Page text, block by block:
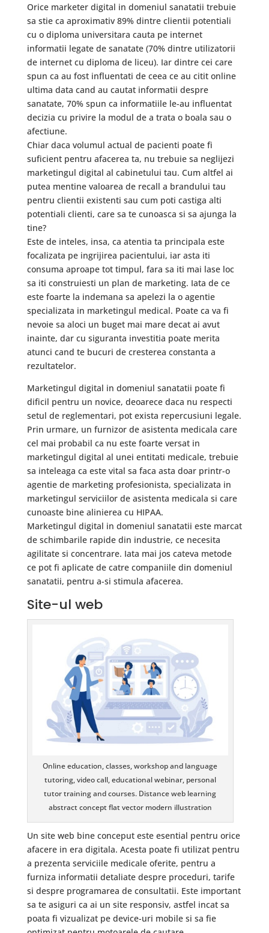
Orice marketer digital in domeniul sanatatii trebuie
sa stie ca aproximativ 89% dintre clientii potentiali
cu o diploma universitara cauta pe internet
informatii legate de sanatate (70% dintre utilizatorii
de internet cu diploma de liceu). Iar dintre cei care
spun ca au fost influentati de ceea ce au citit online
ultima data cand au cautat informatii despre
sanatate, 70% spun ca informatiile le-au influentat
decizia cu privire la modul de a trata o boala sau o
afectiune.
Chiar daca volumul actual de pacienti poate fi
suficient pentru afacerea ta, nu trebuie sa neglijezi
marketingul digital al cabinetului tau. Cum altfel ai
putea mentine valoarea de recall a brandului tau
pentru clientii existenti sau cum poti castiga alti
potentiali clienti, care sa te cunoasca si sa ajunga la
tine?
Este de inteles, insa, ca atentia ta principala este
focalizata pe ingrijirea pacientului, iar asta iti
consuma aproape tot timpul, fara sa iti mai lase loc
sa iti construiesti un plan de marketing. Iata de ce
este foarte la indemana sa apelezi la o agentie
specializata in marketingul medical. Poate ca va fi
nevoie sa aloci un buget mai mare decat ai avut
inainte, dar cu siguranta investitia poate merita
atunci cand te bucuri de cresterea constanta a
rezultatelor.
Marketingul digital in domeniul sanatatii poate fi
dificil pentru un novice, deoarece daca nu respecti
setul de reglementari, pot exista repercusiuni legale.
Prin urmare, un furnizor de asistenta medicala care
cel mai probabil ca nu este foarte versat in
marketingul digital al unei entitati medicale, trebuie
sa inteleaga ca este vital sa faca asta doar printr-o
agentie de marketing profesionista, specializata in
marketingul serviciilor de asistenta medicala si care
cunoaste bine alinierea cu HIPAA.
Marketingul digital in domeniul sanatatii este marcat
de schimbarile rapide din industrie, ce necesita
agilitate si concentrare. Iata mai jos cateva metode
ce pot fi aplicate de catre companiile din domeniul
sanatatii, pentru a-si stimula afacerea.
Site-ul web
Online education, classes, workshop and language
tutoring, video call, educational webinar, personal
tutor training and courses. Distance web learning
abstract concept flat vector modern illustration
Un site web bine conceput este esential pentru orice
afacere in era digitala. Acesta poate fi utilizat pentru
a prezenta serviciile medicale oferite, pentru a
furniza informatii detaliate despre proceduri, tarife
si despre programarea de consultatii. Este important
sa te asiguri ca ai un site responsiv, astfel incat sa
poata fi vizualizat pe device-uri mobile si sa fie